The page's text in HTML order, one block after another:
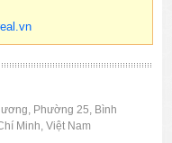
Phường 25, Bình
Minh, Việt Nam